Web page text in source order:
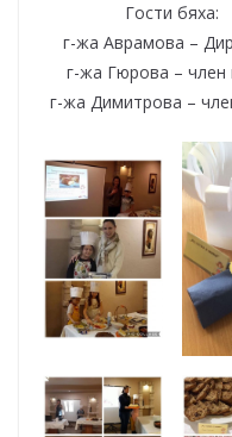
Гости бяха:
г-жа Аврамова –
г-жа Гюрова – член
г-жа Димитрова –